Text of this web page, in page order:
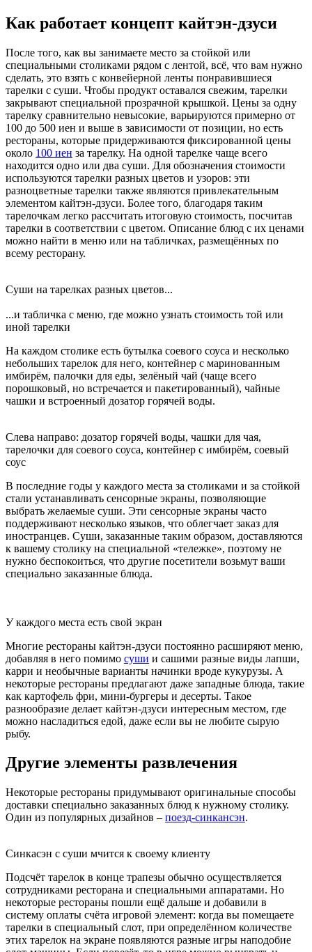
Как работает концепт кайтэн-дзуси
После того, как вы занимаете место за стойкой или
специальными столиками рядом с лентой, всё, что вам нужно
сделать, это взять с конвейерной ленты понравившиеся
тарелки с суши. Чтобы продукт оставался свежим, тарелки
закрывают специальной прозрачной крышкой. Цены за одну
тарелку сравнительно невысокие, варьируются примерно от
100 до 500 иен и выше в зависимости от позиции, но есть
рестораны, которые придерживаются фиксированной цены
около 100 иен за тарелку. На одной тарелке чаще всего
находится одно или два суши. Для обозначения стоимости
используются тарелки разных цветов и узоров: эти
разноцветные тарелки также являются привлекательным
элементом кайтэн-дзуси. Более того, благодаря таким
тарелочкам легко рассчитать итоговую стоимость, посчитав
тарелки в соответствии с цветом. Описание блюд с их ценами
можно найти в меню или на табличках, размещённых по
всему ресторану.
Суши на тарелках разных цветов...
...и табличка с меню, где можно узнать стоимость той или
иной тарелки
На каждом столике есть бутылка соевого соуса и несколько
небольших тарелок для него, контейнер с маринованным
имбирём, палочки для еды, зелёный чай (чаще всего
порошковый, но встречается и пакетированный), чайные
чашки и встроенный дозатор горячей воды.
Слева направо: дозатор горячей воды, чашки для чая,
тарелочки для соевого соуса, контейнер с имбирём, соевый
соус
В последние годы у каждого места за столиками и за стойкой
стали устанавливать сенсорные экраны, позволяющие
выбрать желаемые суши. Эти сенсорные экраны часто
поддерживают несколько языков, что облегчает заказ для
иностранцев. Суши, заказанные таким образом, доставляются
к вашему столику на специальной «тележке», поэтому не
нужно беспокоиться, что другие посетители возьмут ваши
специально заказанные блюда.
У каждого места есть свой экран
Многие рестораны кайтэн-дзуси постоянно расширяют меню,
добавляя в него помимо суши и сашими разные виды лапши,
карри и необычные варианты начинки вроде кукурузы. А
некоторые рестораны предлагают даже западные блюда, такие
как картофель фри, мини-бургеры и десерты. Такое
разнообразие делает кайтэн-дзуси интересным местом, где
можно насладиться едой, даже если вы не любите сырую
рыбу.
Другие элементы развлечения
Некоторые рестораны придумывают оригинальные способы
доставки специально заказанных блюд к нужному столику.
Один из популярных дизайнов – поезд-синкансэн.
Синкасэн с суши мчится к своему клиенту
Подсчёт тарелок в конце трапезы обычно осуществляется
сотрудниками ресторана и специальными аппаратами. Но
некоторые рестораны пошли ещё дальше и добавили в
систему оплаты счёта игровой элемент: когда вы помещаете
тарелки в специальный слот, при определённом количестве
этих тарелок на экране появляются разные игры наподобие